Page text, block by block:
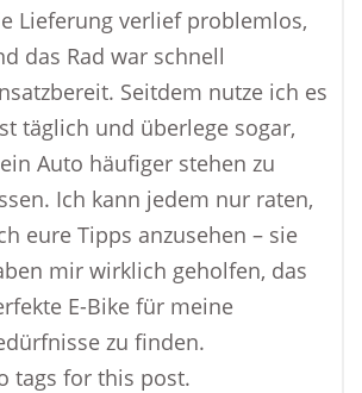
Lieferung verlief problemlos,
das Rad war schnell
Seitdem nutze ich es
täglich und überlege sogar,
Auto häufiger stehen zu
Ich kann jedem nur raten,
eure Tipps anzusehen – sie
mir wirklich geholfen, das
E-Bike für meine
zu finden.
tags for this post.